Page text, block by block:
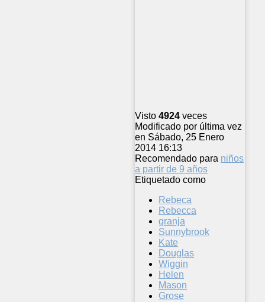
Visto 4924 veces
Modificado por última vez
en Sábado, 25 Enero
2014 16:13
Recomendado para niños
a partir de 9 años
Etiquetado como
Rebeca
Rebecca
granja
Sunnybrook
Kate
Douglas
Wiggin
Helen
Mason
Grose